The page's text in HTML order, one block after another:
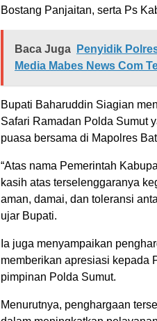
Bostang Panjaitan, serta Ps
Baca Juga
Penyidik
Media Mabes News Com
Bupati Baharuddin Siagian
Safari Ramadan Polda Sumut
puasa bersama di Mapolres
“Atas nama Pemerintah
kasih atas terselenggaranya
aman, damai, dan toleransi
ujar Bupati.
Ia juga menyampaikan
memberikan apresiasi kepada
pimpinan Polda Sumut.
Menurutnya, penghargaan